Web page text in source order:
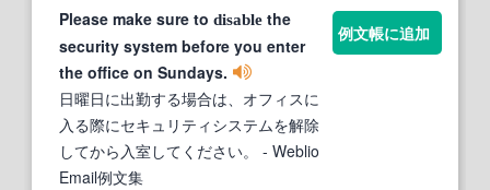
Please make sure to disable the
security system before you enter
the office on Sundays.
日曜日に出勤する場合は、オフィスに
入る際にセキュリティシステムを解除
してから入室してください。
- Weblio
Email例文集
例文帳に追加